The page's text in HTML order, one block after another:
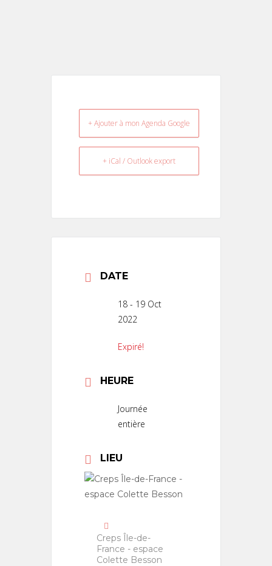
+ Ajouter à mon Agenda Google
+ iCal / Outlook export
DATE
18 - 19 Oct
2022
Expiré!
HEURE
Journée
entière
LIEU
Creps Île-de-
France - espace
Colette Besson